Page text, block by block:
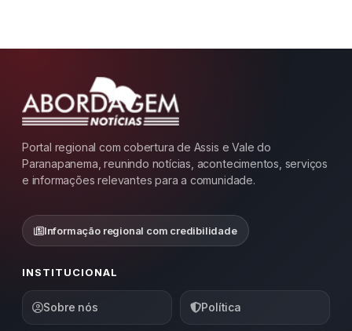
Portal regional com cobertura de Assis e Vale do
Paranapanema, reunindo notícias, acontecimentos, serviços
e informações relevantes para a comunidade.
Informação regional com credibilidade
INSTITUCIONAL
Sobre nós Política